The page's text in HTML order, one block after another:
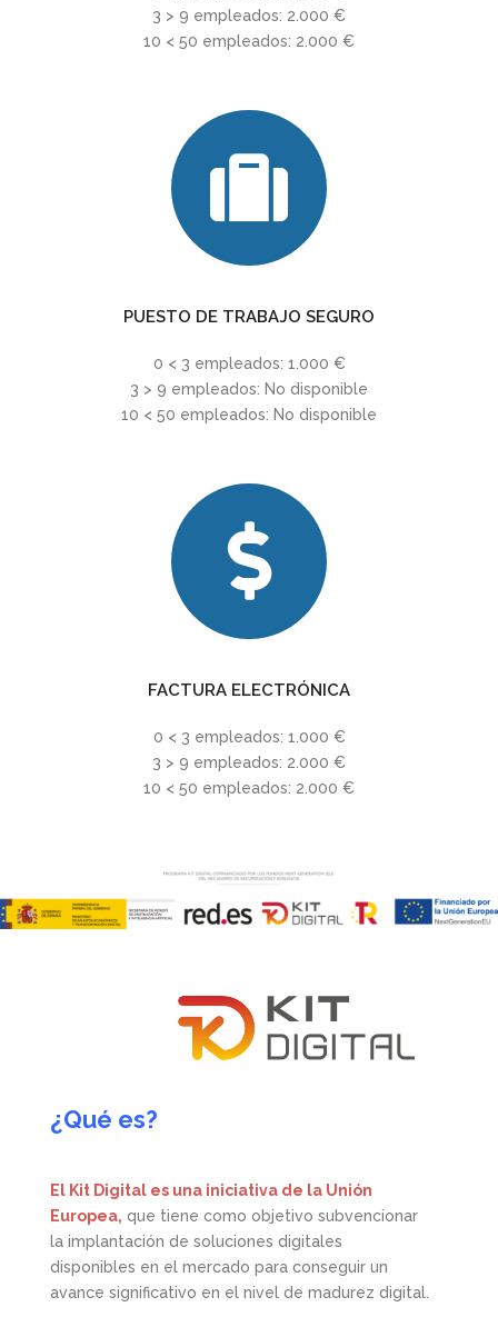
3 > 9 empleados: 2.000 €
10 < 50 empleados: 2.000 €
PUESTO DE TRABAJO SEGURO
0 < 3 empleados: 1.000 €
3 > 9 empleados: No disponible
10 < 50 empleados: No disponible
FACTURA ELECTRÓNICA
0 < 3 empleados: 1.000 €
3 > 9 empleados: 2.000 €
10 < 50 empleados: 2.000 €
¿Qué es?
El Kit Digital es una iniciativa de la Unión
Europea, que tiene como objetivo subvencionar
la implantación de soluciones digitales
disponibles en el mercado para conseguir un
avance significativo en el nivel de madurez digital.